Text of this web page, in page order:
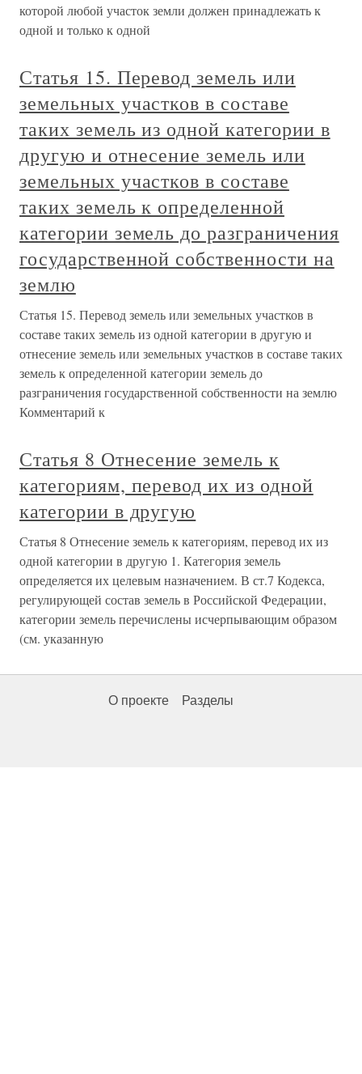
которой любой участок земли должен принадлежать к
одной и только к одной
Статья 15. Перевод земель или
земельных участков в составе
таких земель из одной категории в
другую и отнесение земель или
земельных участков в составе
таких земель к определенной
категории земель до разграничения
государственной собственности на
землю
Статья 15. Перевод земель или земельных участков в
составе таких земель из одной категории в другую и
отнесение земель или земельных участков в составе таких
земель к определенной категории земель до
разграничения государственной собственности на землю
Комментарий к
Статья 8 Отнесение земель к
категориям, перевод их из одной
категории в другую
Статья 8 Отнесение земель к категориям, перевод их из
одной категории в другую 1. Категория земель
определяется их целевым назначением. В ст.7 Кодекса,
регулирующей состав земель в Российской Федерации,
категории земель перечислены исчерпывающим образом
(см. указанную
О проекте Разделы